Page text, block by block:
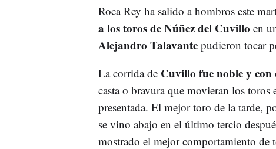
Roca Rey ha salido a hombros este
a los toros de Núñez del Cuvillo en
Alejandro Talavantepudieron tocar
La corrida de Cuvillo fue noble y con
casta o bravura que movieran los
presentada. El mejor toro de la tarde,
se vino abajo en el último tercio
mostrado el mejor comportamiento de